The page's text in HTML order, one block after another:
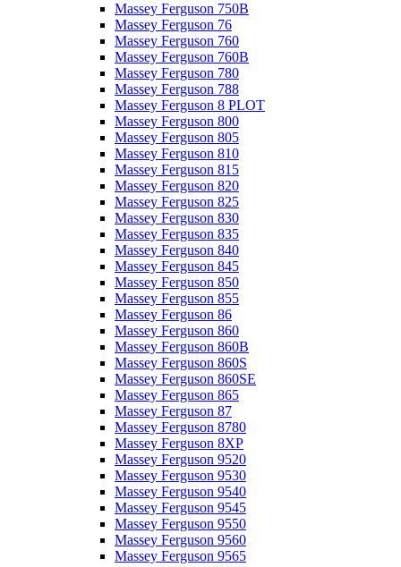
Massey Ferguson 750B
Massey Ferguson 76
Massey Ferguson 760
Massey Ferguson 760B
Massey Ferguson 780
Massey Ferguson 788
Massey Ferguson 8 PLOT
Massey Ferguson 800
Massey Ferguson 805
Massey Ferguson 810
Massey Ferguson 815
Massey Ferguson 820
Massey Ferguson 825
Massey Ferguson 830
Massey Ferguson 835
Massey Ferguson 840
Massey Ferguson 845
Massey Ferguson 850
Massey Ferguson 855
Massey Ferguson 86
Massey Ferguson 860
Massey Ferguson 860B
Massey Ferguson 860S
Massey Ferguson 860SE
Massey Ferguson 865
Massey Ferguson 87
Massey Ferguson 8780
Massey Ferguson 8XP
Massey Ferguson 9520
Massey Ferguson 9530
Massey Ferguson 9540
Massey Ferguson 9545
Massey Ferguson 9550
Massey Ferguson 9560
Massey Ferguson 9565